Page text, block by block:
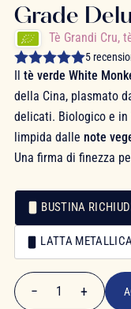
Grade
Tè Grandi Cru,
5
Il tè verde White
della Cina, plasmato
delicati. Biologico e
limpida dalle note
Una firma di finezza
Confezionamento
Confezionamento
BUSTINA
LATTA
11,90 €
− 1 +